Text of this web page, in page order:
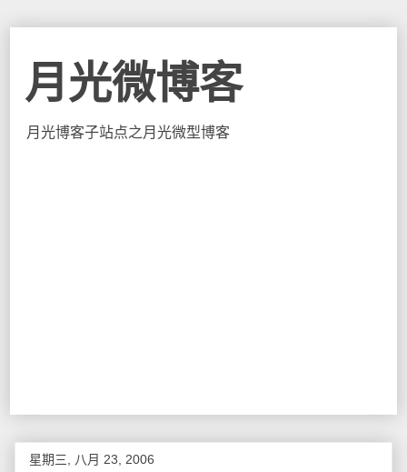
月光微博客
月光博客子站点之月光微型博客
星期三, 八月 23, 2006